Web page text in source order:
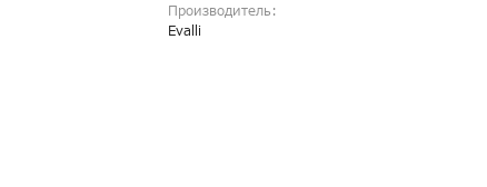
Производитель:
Evalli